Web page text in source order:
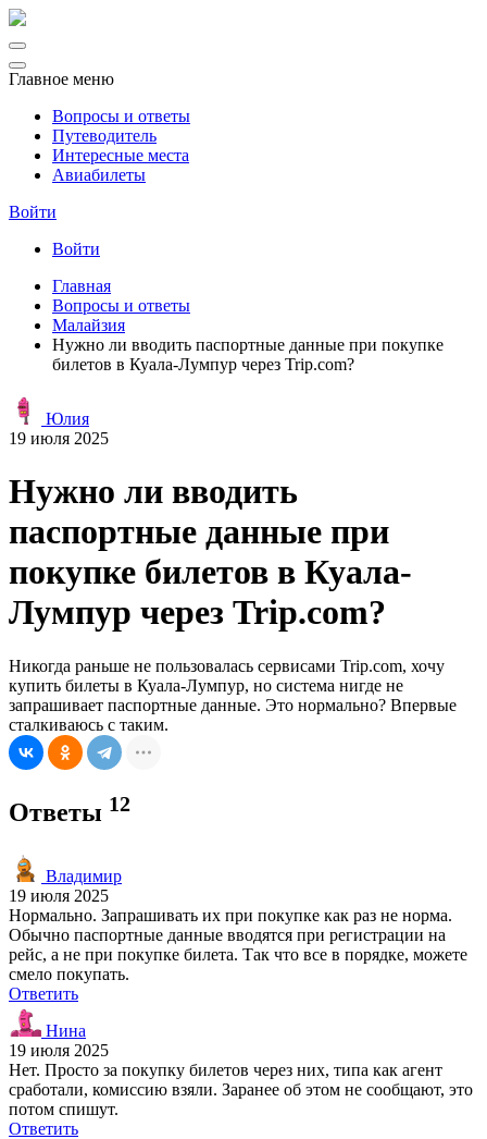
Главное меню
Вопросы и ответы
Путеводитель
Интересные места
Авиабилеты
Войти
Войти
Главная
Вопросы и ответы
Малайзия
Нужно ли вводить паспортные данные при покупке
билетов в Куала-Лумпур через Trip.com?
Юлия
19 июля 2025
Нужно ли вводить
паспортные данные при
покупке билетов в Куала-
Лумпур через Trip.com?
Никогда раньше не пользовалась сервисами Trip.com, хочу
купить билеты в Куала-Лумпур, но система нигде не
запрашивает паспортные данные. Это нормально? Впервые
сталкиваюсь с таким.
Ответы 12
Владимир
19 июля 2025
Нормально. Запрашивать их при покупке как раз не норма.
Обычно паспортные данные вводятся при регистрации на
рейс, а не при покупке билета. Так что все в порядке, можете
смело покупать.
Ответить
Нина
19 июля 2025
Нет. Просто за покупку билетов через них, типа как агент
сработали, комиссию взяли. Заранее об этом не сообщают, это
потом спишут.
Ответить